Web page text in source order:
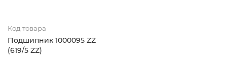
Код товара
Подшипник 1000095 ZZ
(619/5 ZZ)